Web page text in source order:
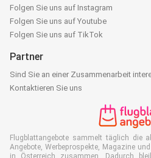
Folgen Sie uns auf Instagram
Folgen Sie uns auf Youtube
Folgen Sie uns auf TikTok
Partner
Sind Sie an einer Zusammenarbeit
Kontaktieren Sie uns
Flugblattangebote sammelt täglich die
Angebote, Werbeprospekte, Magazine
in Österreich zusammen. Dadurch